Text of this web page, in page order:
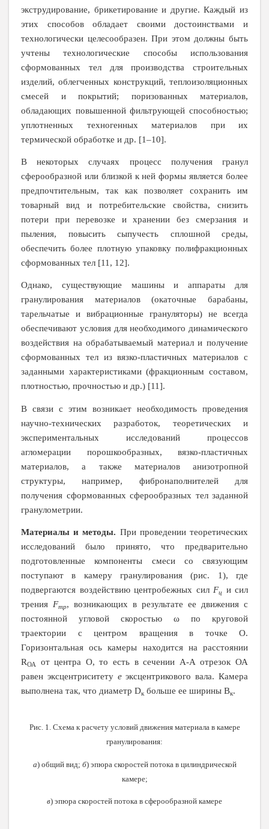
экструдирование, брикетирование и другие. Каждый из
этих способов обладает своими достоинствами и
технологически целесообразен. При этом должны быть
учтены технологические способы использования
сформованных тел для производства строительных
изделий, облегченных конструкций, теплоизоляционных
смесей и покрытий; поризованных материалов,
обладающих повышенной фильтрующей способностью;
уплотненных техногенных материалов при их
термической обработке и др. [1–10].
В некоторых случаях процесс получения гранул
сферообразной или близкой к ней формы является более
предпочтительным, так как позволяет сохранить им
товарный вид и потребительские свойства, снизить
потери при перевозке и хранении без смерзания и
пыления, повысить сыпучесть сплошной среды,
обеспечить более плотную упаковку полифракционных
сформованных тел [11, 12].
Однако, существующие машины и аппараты для
гранулирования материалов (окаточные барабаны,
тарельчатые и вибрационные грануляторы) не всегда
обеспечивают условия для необходимого динамического
воздействия на обрабатываемый материал и получение
сформованных тел из вязко-пластичных материалов с
заданными характеристиками (фракционным составом,
плотностью, прочностью и др.) [11].
В связи с этим возникает необходимость проведения
научно-технических разработок, теоретических и
экспериментальных исследований процессов
агломерации порошкообразных, вязко-пластичных
материалов, а также материалов анизотропной
структуры, например, фибронаполнителей для
получения сформованных сферообразных тел заданной
гранулометрии.
Материалы и методы. При проведении теоретических
исследований было принято, что предварительно
подготовленные компоненты смеси со связующим
поступают в камеру гранулирования (рис. 1), где
подвергаются воздействию центробежных сил Fц
и сил
трения Fтр, возникающих в результате ее движения с
постоянной угловой скоростью ω по круговой
траектории с центром вращения в точке О.
Горизонтальная ось камеры находится на расстоянии
RОА
от центра О, то есть в сечении А-А отрезок ОА
равен эксцентриситету еэксцентрикового вала. Камера
выполнена так, что диаметр Dк больше ее ширины Вк.
Рис. 1. Схема к расчету условий движения материала в камере
гранулирования:
а) общий вид; б) эпюра скоростей потока в цилиндрической
камере;
в) эпюра скоростей потока в сферообразной камере